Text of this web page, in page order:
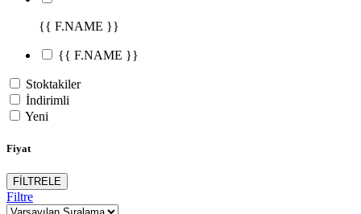
{{ F.NAME }}
{{ F.NAME }}
Stoktakiler
İndirimli
Yeni
Fiyat
FİLTRELE
Filtre